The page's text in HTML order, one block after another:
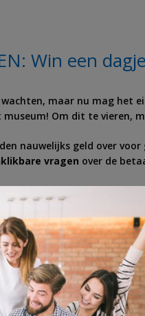
Win een
maar nu mag het
Om dit te vieren,
nauwelijks geld over
vragen over de
hoeveel geld je kunt
mee wat betreft de
energie,geld , gezellig, mening,